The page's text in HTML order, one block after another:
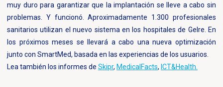
muy duro para garantizar que la implantación se lleve a cabo sin
problemas. Y funcionó. Aproximadamente 1.300 profesionales
sanitarios utilizan el nuevo sistema en los hospitales de Gelre. En
los próximos meses se llevará a cabo una nueva optimización
junto con SmartMed, basada en las experiencias de los usuarios.
Lea también los informes de Skipr, MedicalFacts, ICT&Health.